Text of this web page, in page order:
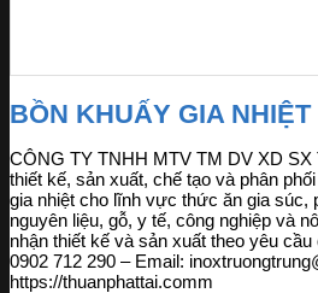
BỒN KHUẤY GIA NHIỆT
CÔNG TY TNHH MTV TM DV XD
thiết kế, sản xuất, chế tạo và phân
gia nhiệt cho lĩnh vực thức ăn gia súc,
nguyên liệu, gỗ, y tế, công nghiệp và
nhận thiết kế và sản xuất theo yêu
0902 712 290 – Email:
https://thuanphattai.comm